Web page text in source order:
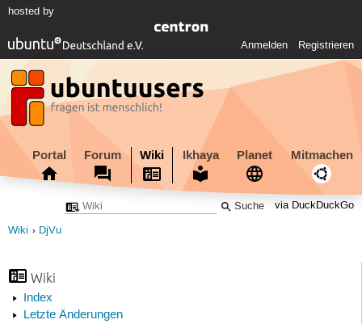
hosted by
Anmelden Registrieren
Portal Forum Wiki Ikhaya Planet Mitmachen
via DuckDuckGo
Wiki DjVu
Wiki
Index
Letzte Änderungen